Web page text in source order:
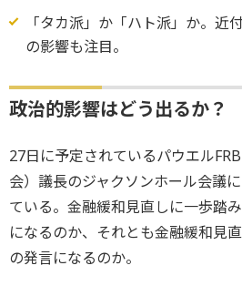
「タカ派」か「ハト派」か。近
の影響も注目。
政治的影響はどう出るか？
27日に予定されているパウエル
会）議長のジャクソンホール会議
ている。金融緩和見直しに一歩踏
になるのか、それとも金融緩和見
の発言になるのか。